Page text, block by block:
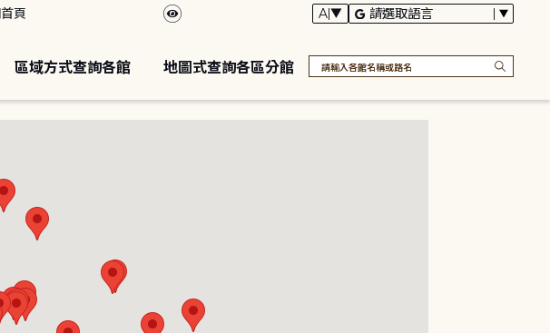
頁
區域方式查詢各館 地圖式查詢各區分館